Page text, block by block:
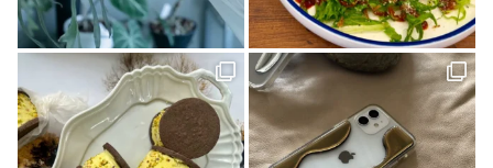
西予(1)
山の学び舎 古岩屋(1) KURASU(1)
ジビエ料理(1)
スパイス探訪(2)
ギフト(3)
タグを削除: YODOSENサポーター YODOSENサポーター(1)
ほわいとファーム(4)
マルシェ(9) 隠れ家カフェ(1)
愛媛のイイモノを探しに！(2)
石本藤雄(1)
ヒロ建設工業(4)
岡村島(3)
民藝(3) アーキテクト工房 Pure(2)
素敵な暮らしを訪ねて(1)